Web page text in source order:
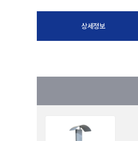
상세정보